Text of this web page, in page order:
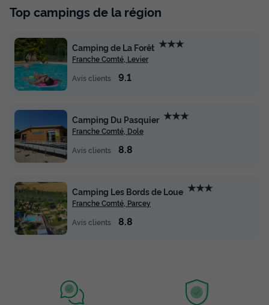
Top campings de la région
Camping de La Forêt ★★★
Franche Comté, Levier
Avis clients
9.1
Camping Du Pasquier ★★★
Franche Comté, Dole
Avis clients
8.8
Camping Les Bords de Loue ★★★
Franche Comté, Parcey
Avis clients
8.8